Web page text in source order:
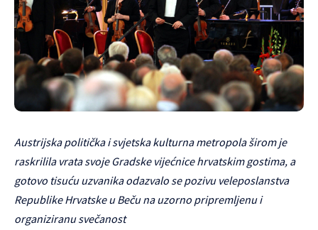
Austrijska politička i svjetska kulturna metropola širom je
raskrilila vrata svoje Gradske vijećnice hrvatskim gostima, a
gotovo tisuću uzvanika odazvalo se pozivu veleposlanstva
Republike Hrvatske u Beču na uzorno pripremljenu i
organiziranu svečanost